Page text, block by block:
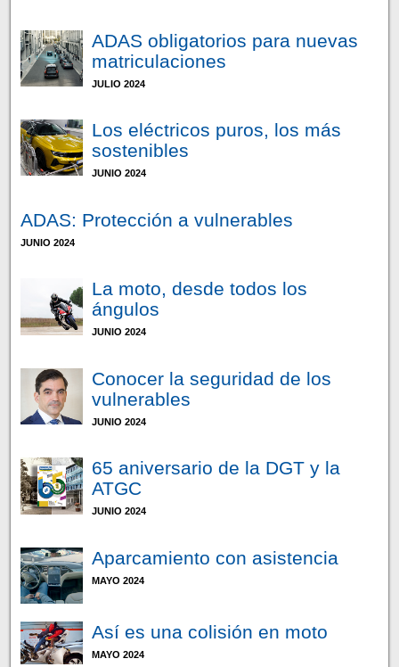
ADAS obligatorios para nuevas
matriculaciones
JULIO 2024
Los eléctricos puros, los más
sostenibles
JUNIO 2024
ADAS: Protección a vulnerables
JUNIO 2024
La moto, desde todos los
ángulos
JUNIO 2024
Conocer la seguridad de los
vulnerables
JUNIO 2024
65 aniversario de la DGT y la
ATGC
JUNIO 2024
Aparcamiento con asistencia
MAYO 2024
Así es una colisión en moto
MAYO 2024